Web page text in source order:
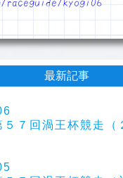
最新記事
５７回渦王杯競走（